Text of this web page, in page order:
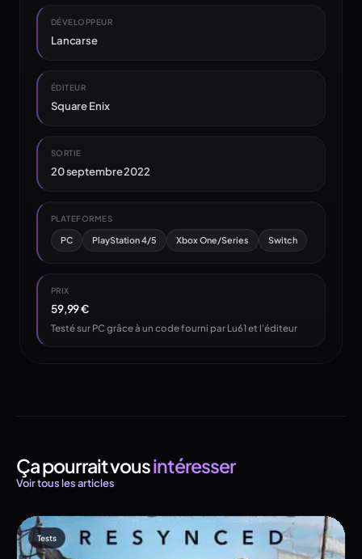
DÉVELOPPEUR
Lancarse
ÉDITEUR
Square Enix
SORTIE
20 septembre 2022
PLATEFORMES
PC PlayStation 4/5 Xbox One/Series Switch
PRIX
59,99 €
Testé sur PC grâce à un code fourni par Lu61 et l'éditeur
Ça pourrait vousintéresser
Voir tous les articles
Tests